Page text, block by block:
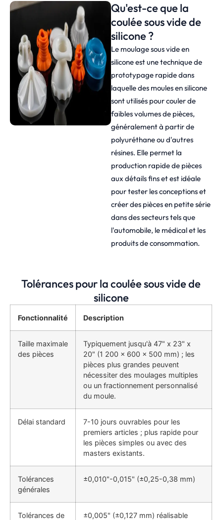
Qu'est-ce que la
coulée sous vide de
silicone ?
Le moulage sous vide en
silicone est une technique de
prototypage rapide dans
laquelle des moules en silicone
sont utilisés pour couler de
faibles volumes de pièces,
généralement à partir de
polyuréthane ou d'autres
résines. Elle permet la
production rapide de pièces
aux détails fins et est idéale
pour tester les conceptions et
créer des pièces en petite série
dans des secteurs tels que
l'automobile, le médical et les
produits de consommation.
Tolérances pour la coulée sous vide de
silicone
Fonctionnalité Description
Taille maximale
des pièces
Typiquement jusqu'à 47" x 23" x
20" (1 200 x 600 x 500 mm) ; les
pièces plus grandes peuvent
nécessiter des moulages multiples
ou un fractionnement personnalisé
du moule.
Délai standard
7-10 jours ouvrables pour les
premiers articles ; plus rapide pour
les pièces simples ou avec des
masters existants.
Tolérances
générales
±0,010"-0,015" (±0,25-0,38 mm)
Tolérances de
±0,005" (±0,127 mm) réalisable